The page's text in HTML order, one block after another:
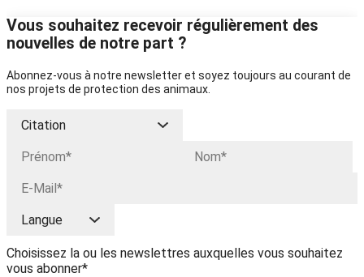
Vous souhaitez recevoir régulièrement des
nouvelles de notre part ?
Abonnez-vous à notre newsletter et soyez toujours au courant de
nos projets de protection des animaux.
Choisissez la ou les newslettres auxquelles vous souhaitez
vous abonner*